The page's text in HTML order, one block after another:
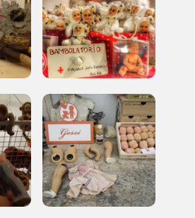
i luoghi più vicini e gli eventi
organizzati
REGISTRATI
di arte e cultura nell'Italia
risparmiando.